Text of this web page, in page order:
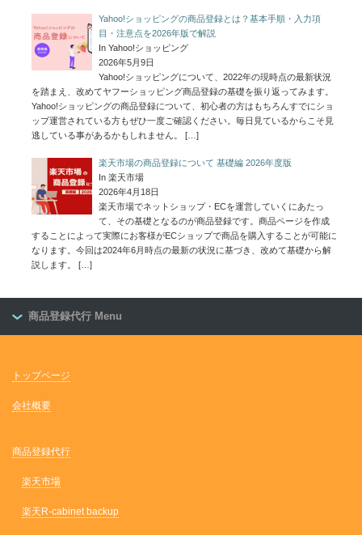
Yahoo!ショッピングの商品登録とは？基本手順・入力項
目・注意点を2026年版で解説
In Yahoo!ショッピング
2026年5月9日
Yahoo!ショッピングについて、2022年の現時点の最新状況
を踏まえ、改めてヤフーショッピング商品登録の基礎を振り返ってみます。
Yahoo!ショッピングの商品登録について、初心者の方はもちろんすでにショ
ップ運営されている方もぜひ一度ご確認ください。毎日見ているからこそ見
逃している事があるかもしれません。
[…]
楽天市場の商品登録について 基礎編 2026年度版
In 楽天市場
2026年4月18日
楽天市場でネットショップ・ECを運営していくにあたっ
て、その基礎となるのが商品登録です。商品ページを作成
することによって実際にお客様がECショップで商品を購入することが可能に
なります。今回は2024年6月時点の最新の状況に基づき、改めて基礎から解
説します。
[…]
商品登録代行 Menu
トップページ
会社概要
商品登録代行
楽天市場
楽天R-cabinet backup